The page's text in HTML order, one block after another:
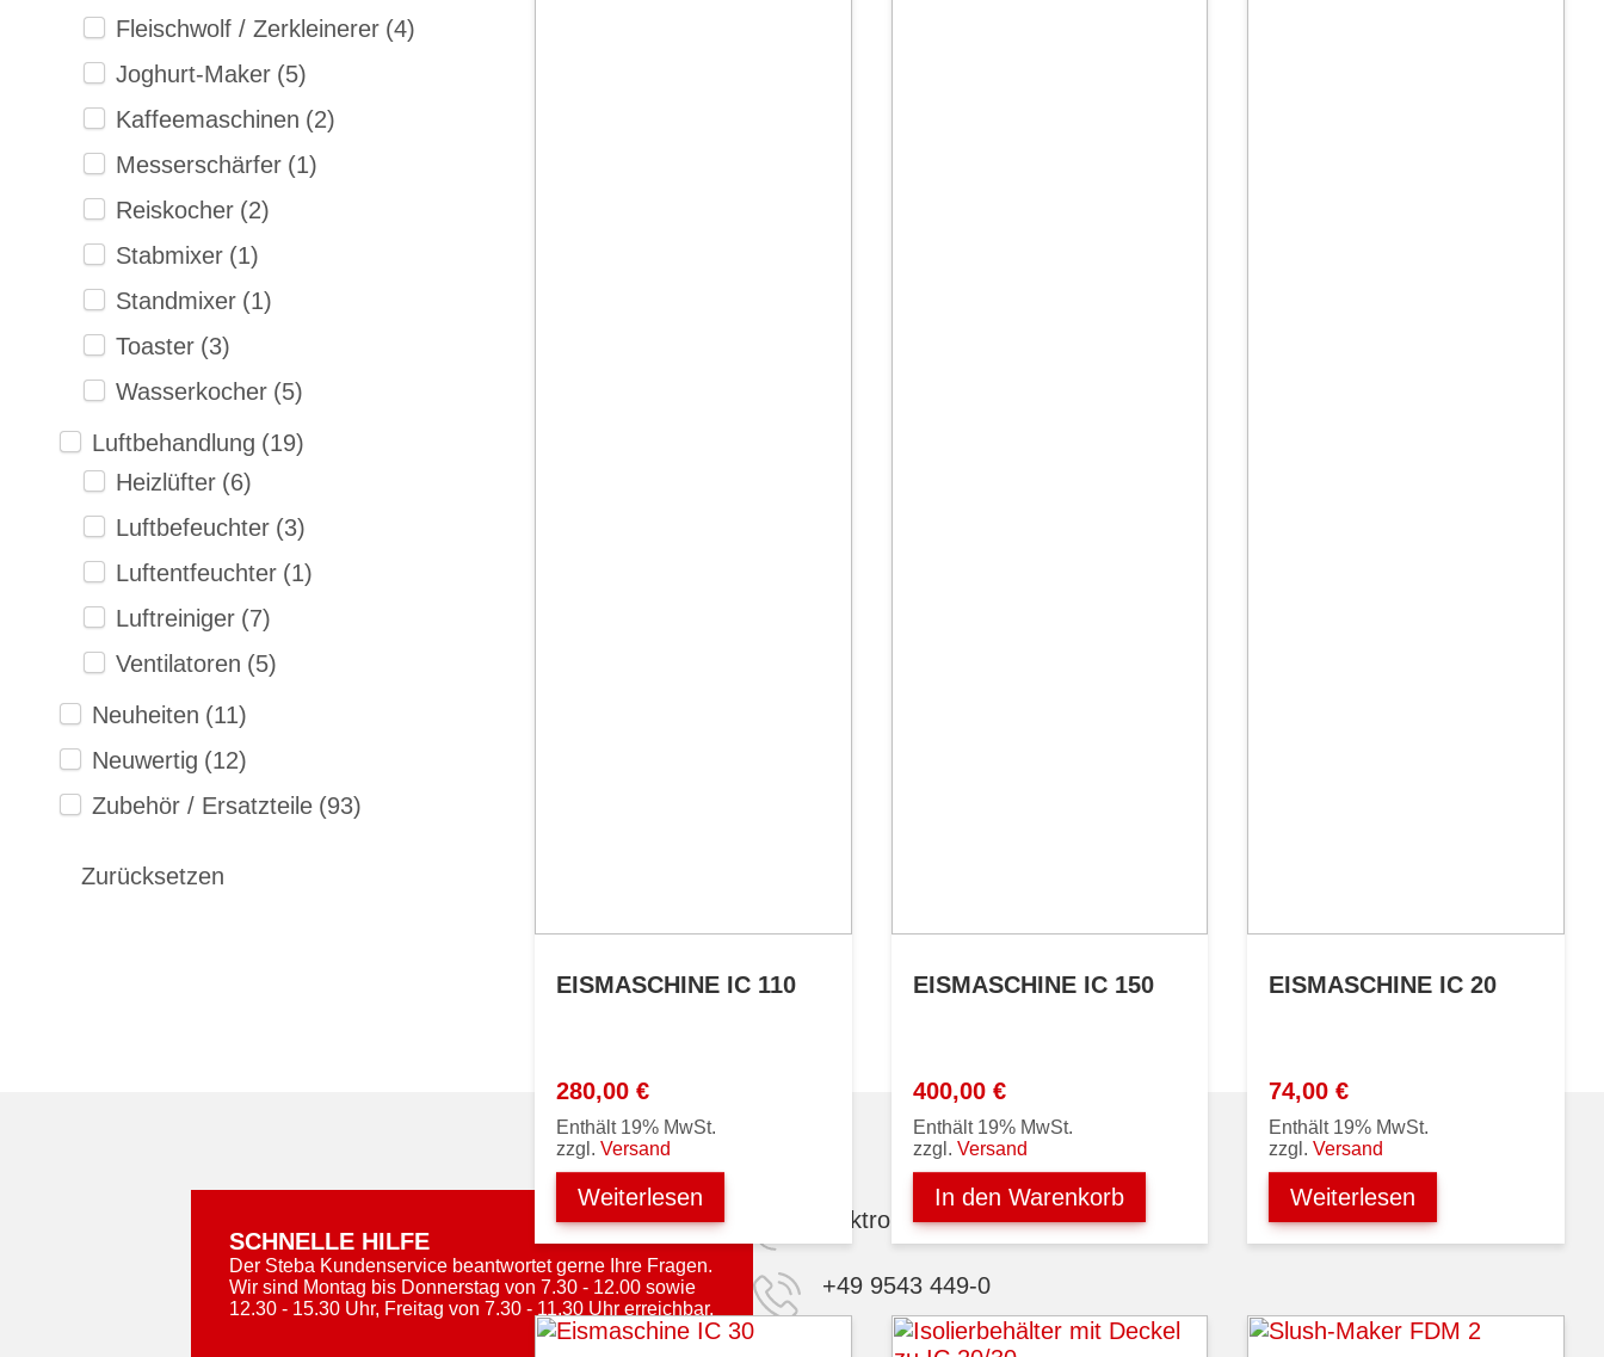
Fleischwolf / Zerkleinerer (4)
Joghurt-Maker (5)
Kaffeemaschinen (2)
Messerschärfer (1)
Reiskocher (2)
Stabmixer (1)
Standmixer (1)
Toaster (3)
Wasserkocher (5)
Luftbehandlung (19)
Heizlüfter (6)
Luftbefeuchter (3)
Luftentfeuchter (1)
Luftreiniger (7)
Ventilatoren (5)
Neuheiten (11)
Neuwertig (12)
Zubehör / Ersatzteile (93)
EISMASCHINE IC 110
280,00 €
Enthält 19% MwSt.
zzgl. Versand
Weiterlesen
EISMASCHINE IC 150
400,00 €
Enthält 19% MwSt.
zzgl. Versand
In den Warenkorb
EISMASCHINE IC 20
74,00 €
Enthält 19% MwSt.
zzgl. Versand
Weiterlesen
SCHNELLE HILFE
Der Steba Kundenservice beantwortet gerne Ihre Fragen.
Wir sind Montag bis Donnerstag von 7.30 - 12.00 sowie
12.30 - 15.30 Uhr, Freitag von 7.30 - 11.30 Uhr erreichbar.
elektro@steba.com
+49 9543 449-0